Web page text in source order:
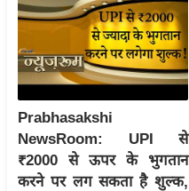
ट
स्थ
ल
फि
ट
ने
स
Prabhasakshi
NewsRoom: UPI से
₹2000 से ऊपर के भुगतान
करने पर लग सकता है शुल्क,